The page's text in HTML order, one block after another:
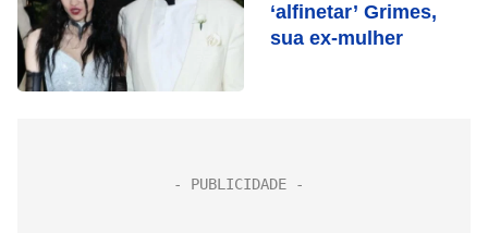
‘alfinetar’ Grimes,
sua ex-mulher